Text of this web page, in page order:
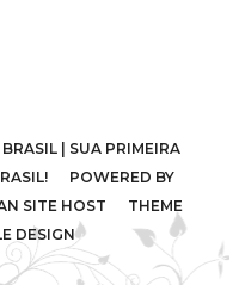
| SUA PRIMEIRA
POWERED BY
SITE HOST THEME
DESIGN